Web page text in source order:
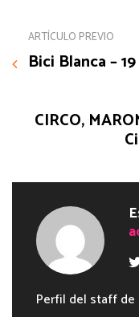
ARTÍCULO PREVIO
Bici Blanca –
CIRCO,
Perfil del staff